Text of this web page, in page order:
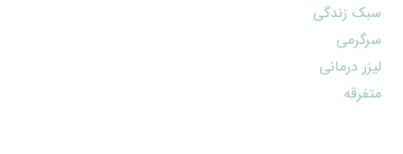
سبک زندگی
سرگرمی
لیزر درمانی
متفرقه